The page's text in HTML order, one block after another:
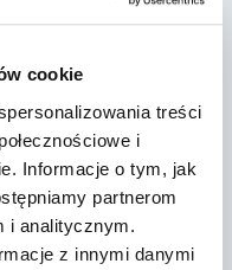
cookie
treści
i
Informacje o tym, jak
partnerom
i analitycznym.
z innymi danymi
wolno Ci